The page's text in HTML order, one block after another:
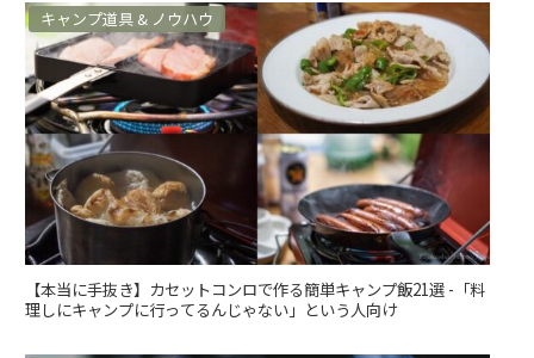
キャンプ道具 & ノウハウ
【本当に手抜き】カセットコンロで作る簡単キャンプ飯21選 -「料
理しにキャンプに行ってるんじゃない」という人向け